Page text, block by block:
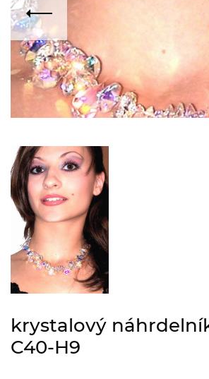
krystalový
C40-H9